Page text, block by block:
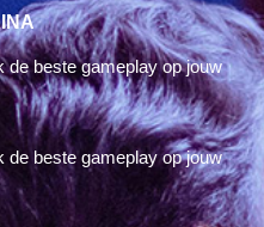
de beste gameplay op jouw
de beste gameplay op jouw